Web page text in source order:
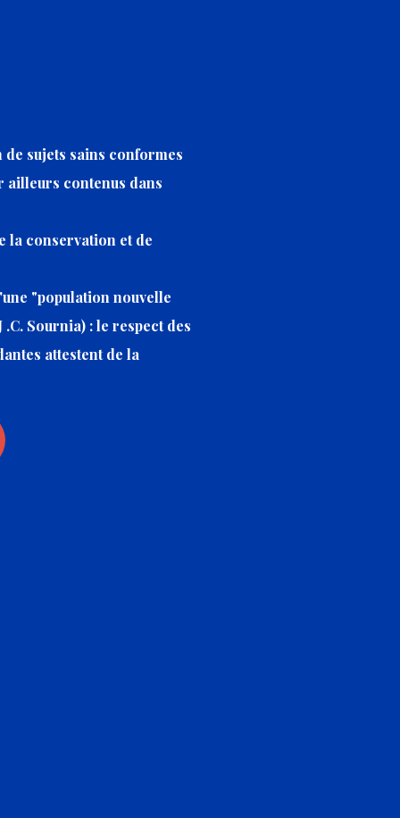
sujets sains conformes
ailleurs contenus dans
la conservation et de
"population nouvelle
Sournia) : le respect des
attestent de la